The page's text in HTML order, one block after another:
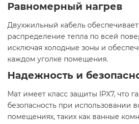
Равномерный нагрев
Двухжильный кабель
распределение тепла по всей
исключая холодные зоны и
каждом уголке помещения.​
Надежность и
Мат имеет класс защиты IPX7, что
безопасность при использовании
помещениях, таких как ванные